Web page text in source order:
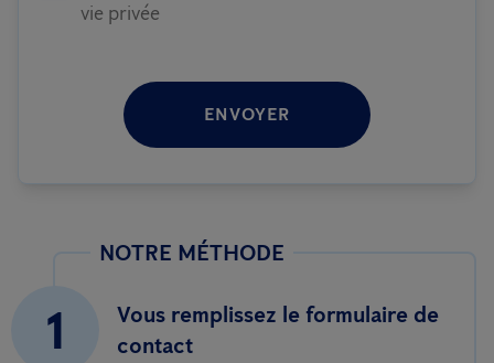
vie privée
ENVOYER
NOTRE MÉTHODE
1
Vous remplissez le formulaire de
contact